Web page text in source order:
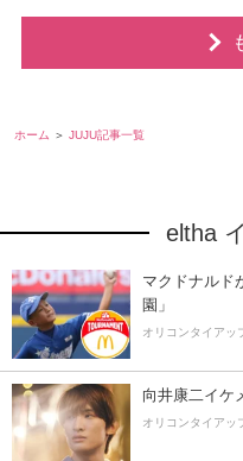
ホーム JUJU記事一覧
eltha
マクドナルド
園」
オリコンタイアッ
向井康二イケ
オリコンタイアッ